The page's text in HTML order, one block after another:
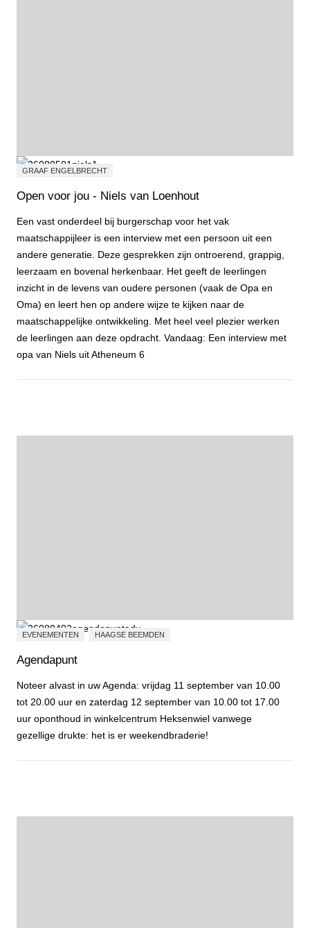
GRAAF ENGELBRECHT
Open voor jou - Niels van Loenhout
Een vast onderdeel bij burgerschap voor het vak
maatschappijleer is een interview met een persoon uit een
andere generatie. Deze gesprekken zijn ontroerend, grappig,
leerzaam en bovenal herkenbaar. Het geeft de leerlingen
inzicht in de levens van oudere personen (vaak de Opa en
Oma) en leert hen op andere wijze te kijken naar de
maatschappelijke ontwikkeling. Met heel veel plezier werken
de leerlingen aan deze opdracht. Vandaag: Een interview met
opa van Niels uit Atheneum 6
EVENEMENTEN HAAGSE BEEMDEN
Agendapunt
Noteer alvast in uw Agenda: vrijdag 11 september van 10.00
tot 20.00 uur en zaterdag 12 september van 10.00 tot 17.00
uur oponthoud in winkelcentrum Heksenwiel vanwege
gezellige drukte: het is er weekendbraderie!